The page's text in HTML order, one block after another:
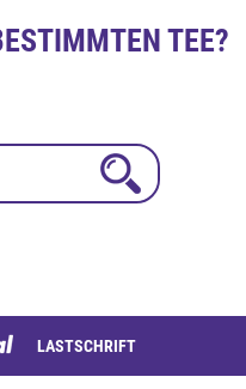
TEE?
LASTSCHRIFT